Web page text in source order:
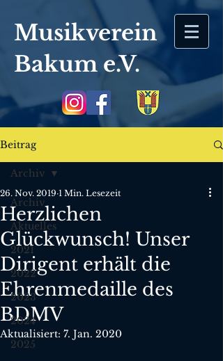
Musikverein
Bakum e.V.
Beitrag
Archiv
Aktuelles
2021
2022
2023
2024
2025
Archiv
Herzlichen
Glückwunsch! Unser
Dirigent erhält die
Ehrenmedaille des
BDMV
26. Nov. 2019 1 Min. Lesezeit
Aktualisiert: 7. Jan. 2020